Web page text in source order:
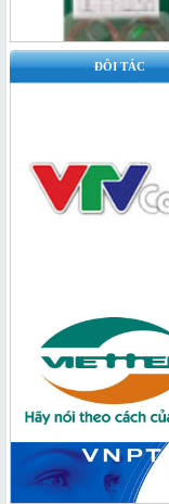
Bộ chia quang 1x4 SC/UPC
splitter
ĐÔI TÁC